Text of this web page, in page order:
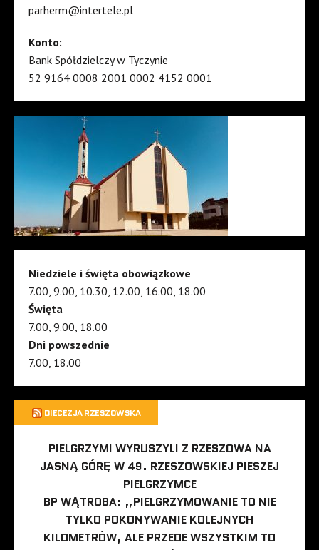
parherm@intertele.pl
Konto:
Bank Spółdzielczy w Tyczynie
52 9164 0008 2001 0002 4152 0001
Niedziele i święta obowiązkowe
7.00, 9.00, 10.30, 12.00, 16.00, 18.00
Święta
7.00, 9.00, 18.00
Dni powszednie
7.00, 18.00
DIECEZJA RZESZOWSKA
PIELGRZYMI WYRUSZYLI Z RZESZOWA NA
JASNĄ GÓRĘ W 49. RZESZOWSKIEJ PIESZEJ
PIELGRZYMCE
BP WĄTROBA: „PIELGRZYMOWANIE TO NIE
TYLKO POKONYWANIE KOLEJNYCH
KILOMETRÓW, ALE PRZEDE WSZYSTKIM TO